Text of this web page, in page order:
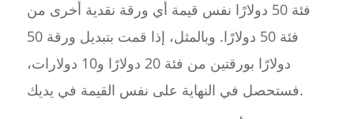
فئة 50 دولارًا نفس قيمة أي ورقة نقدية أخرى من
فئة 50 دولارًا. وبالمثل، إذا قمت بتبديل ورقة 50
دولارًا بورقتين من فئة 20 دولارًا و10 دولارات،
فستحصل في النهاية على نفس القيمة في يديك.